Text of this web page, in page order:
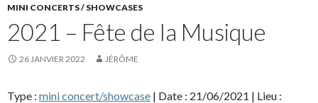
MINI CONCERTS / SHOWCASES
2021 – Fête de la Musique
26 JANVIER 2022 JÉRÔME
Type : mini concert/showcase | Date : 21/06/2021 | Lieu :